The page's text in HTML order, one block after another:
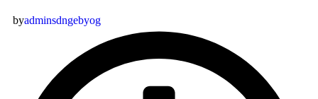
byadminsdngebyog